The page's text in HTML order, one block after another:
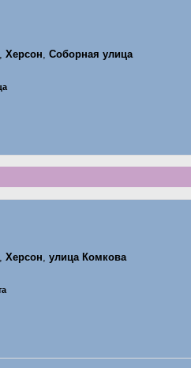
, Херсон, Соборная улица
, Херсон, улица Комкова